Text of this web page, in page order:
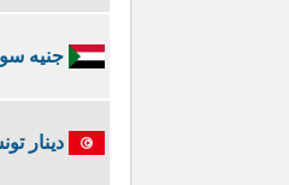
جنيه
دينار